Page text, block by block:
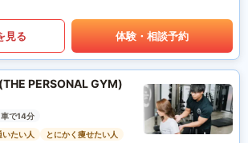
見る 体験・相談予約
PERSONAL GYM)
で14分
たい人
とにかく痩せたい人